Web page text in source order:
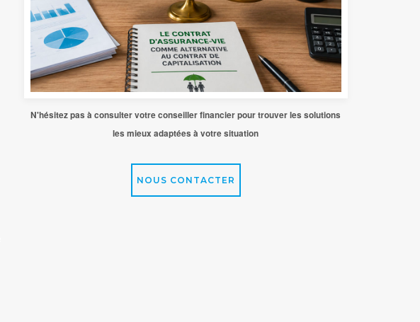
N'hésitez pas à consulter votre conseiller financier pour trouver les solutions
les mieux adaptées à votre situation
NOUS CONTACTER